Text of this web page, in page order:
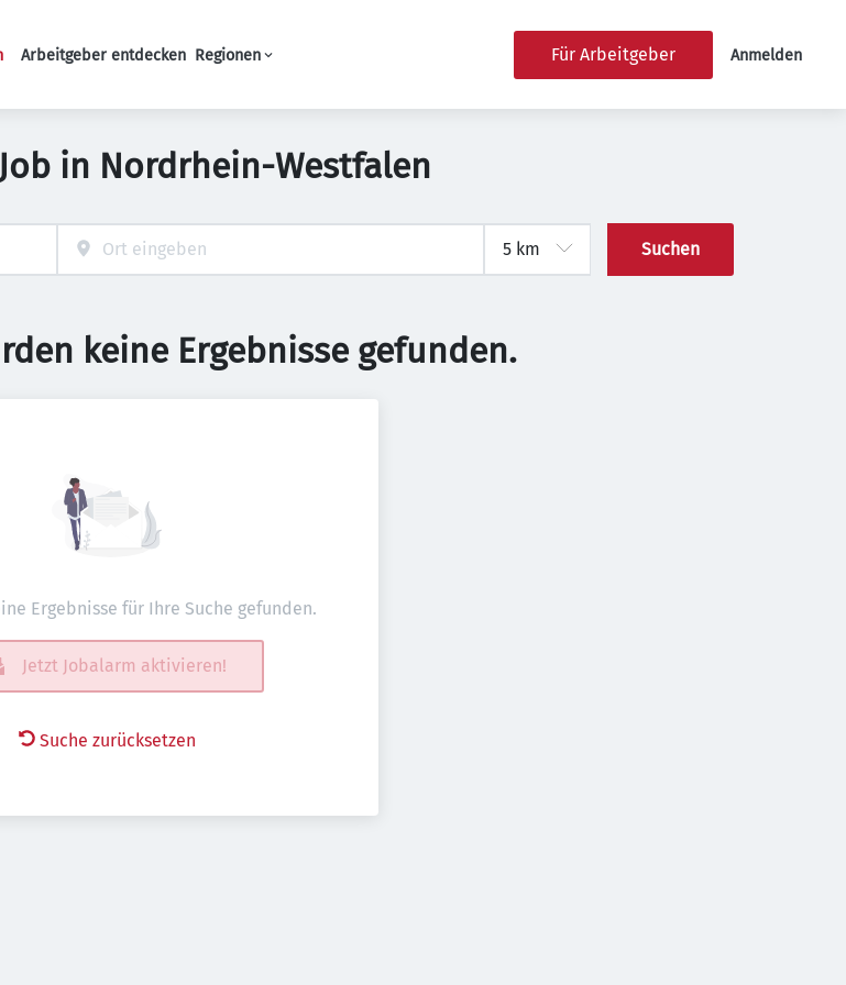
Haupt-Navigation
Arbeitgeber entdecken Regionen Für Arbeitgeber Anmelden
in Nordrhein-Westfalen
Suchen
keine Ergebnisse gefunden.
Ergebnisse für Ihre Suche gefunden.
Jetzt Jobalarm aktivieren!
Suche zurücksetzen